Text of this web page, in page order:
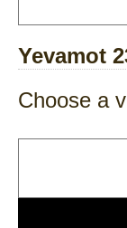
Yevamot
Choose a